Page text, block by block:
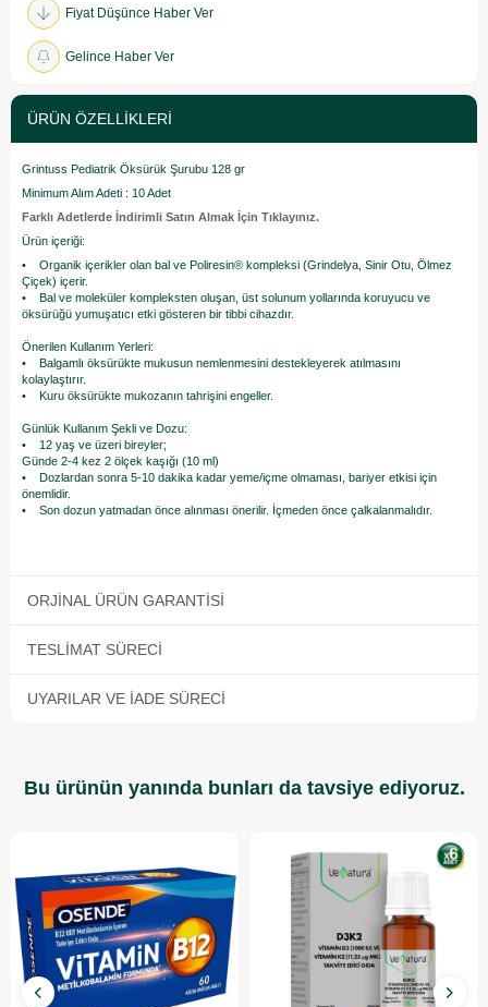
Fiyat Düşünce Haber Ver
Gelince Haber Ver
ÜRÜN ÖZELLIKLERI
Grintuss Pediatrik Öksürük Şurubu 128 gr
Minimum Alım Adeti : 10 Adet
Farklı Adetlerde İndirimli Satın Almak İçin Tıklayınız.
Ürün içeriği:
• Organik içerikler olan bal ve Poliresin® kompleksi (Grindelya, Sinir Otu, Ölmez
Çiçek) içerir.
• Bal ve moleküler kompleksten oluşan, üst solunum yollarında koruyucu ve
öksürüğü yumuşatıcı etki gösteren bir tibbi cihazdır.
Önerilen Kullanım Yerleri:
• Balgamlı öksürükte mukusun nemlenmesini destekleyerek atılmasını
kolaylaştırır.
• Kuru öksürükte mukozanın tahrişini engeller.
Günlük Kullanım Şekli ve Dozu:
• 12 yaş ve üzeri bireyler;
Günde 2-4 kez 2 ölçek kaşığı (10 ml)
• Dozlardan sonra 5-10 dakika kadar yeme/içme olmaması, bariyer etkisi için
önemlidir.
• Son dozun yatmadan önce alınması önerilir. İçmeden önce çalkalanmalıdır.
ORJINAL ÜRÜN GARANTISI
TESLIMAT SÜRECI
UYARILAR VE İADE SÜRECI
Bu ürünün yanında bunları da tavsiye ediyoruz.